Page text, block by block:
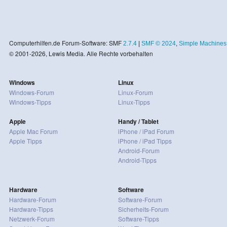
Computerhilfen.de Forum-Software: SMF 2.7.4| SMF © 2024, Simple Machines
© 2001-2026, Lewis Media. Alle Rechte vorbehalten
Windows
Windows-Forum
Windows-Tipps
Apple
Apple Mac Forum
Apple Tipps
Linux
Linux-Forum
Linux-Tipps
Handy / Tablet
iPhone / iPad Forum
iPhone / iPad Tipps
Android-Forum
Android-Tipps
Hardware
Hardware-Forum
Hardware-Tipps
Netzwerk-Forum
Software
Software-Forum
Sicherheits-Forum
Software-Tipps